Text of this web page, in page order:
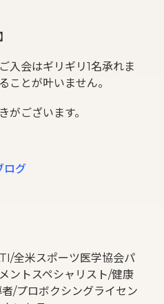
入会はギリギリ1名承れま
ことが叶いません。
ございます。
ログ
全米スポーツ医学協会パ
ントスペシャリスト/健康
/プロボクシングライセン